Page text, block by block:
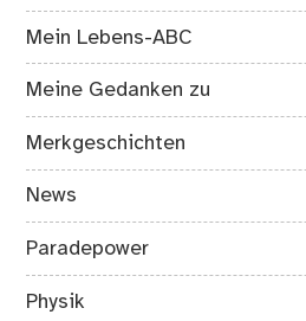
Mein Lebens-ABC
Meine Gedanken zu
Merkgeschichten
News
Paradepower
Physik